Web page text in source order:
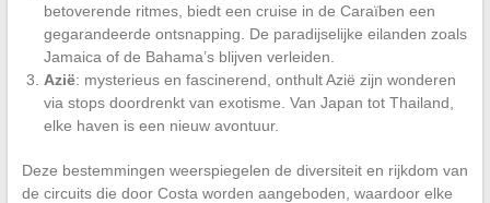
betoverende ritmes, biedt een cruise in de Caraïben een
gegarandeerde ontsnapping. De paradijselijke eilanden zoals
Jamaica of de Bahama’s blijven verleiden.
Azië: mysterieus en fascinerend, onthult Azië zijn wonderen
via stops doordrenkt van exotisme. Van Japan tot Thailand,
elke haven is een nieuw avontuur.
Deze bestemmingen weerspiegelen de diversiteit en rijkdom van
de circuits die door Costa worden aangeboden, waardoor elke